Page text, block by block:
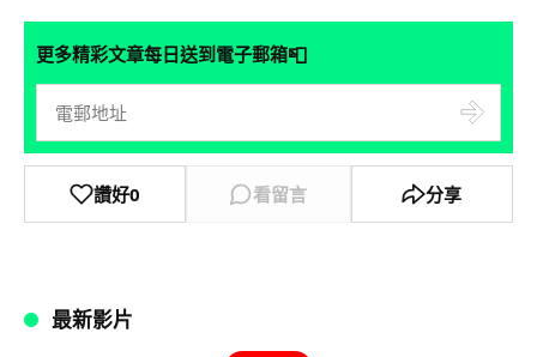
更多精彩文章每日送到電子郵箱📮
讚好0 看留言 分享
最新影片